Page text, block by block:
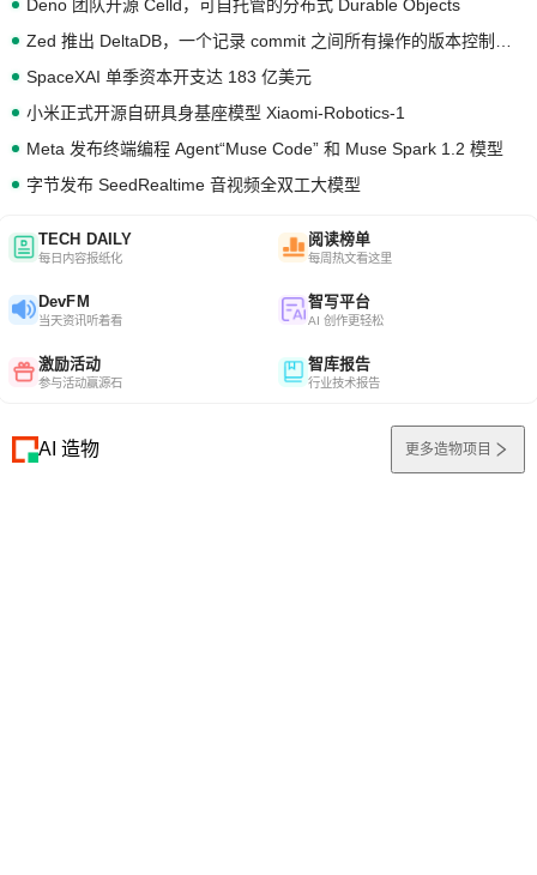
Deno 团队开源 Celld，可自托管的分布式 Durable Objects
SpaceXAI 单季资本开支达 183 亿美元
小米正式开源自研具身基座模型 Xiaomi-Robotics-1
Meta 发布终端编程 Agent“Muse Code” 和 Muse Spark 1.2 模型
字节发布 SeedRealtime 音视频全双工大模型
TECH DAILY
每日内容报纸化
阅读榜单
每周热文看这里
DevFM
当天资讯听着看
智写平台
AI 创作更轻松
激励活动
参与活动赢源石
智库报告
行业技术报告
AI 造物 更多造物项目